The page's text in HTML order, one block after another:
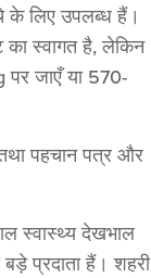
के लिए उपलब्ध हैं।
का स्वागत है, लेकिन
पर जाएँ या 570-
पहचान पत्र और
स्वास्थ्य देखभाल
प्रदाता हैं। शहरी